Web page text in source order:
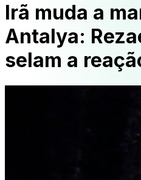
Irã muda a
Antalya:
selam a